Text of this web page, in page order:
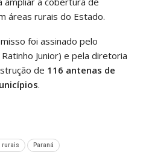
áreas rurais do Estado.
foi assinado pelo
Junior) e pela diretoria
de 116 antenas de
.
rurais Paraná